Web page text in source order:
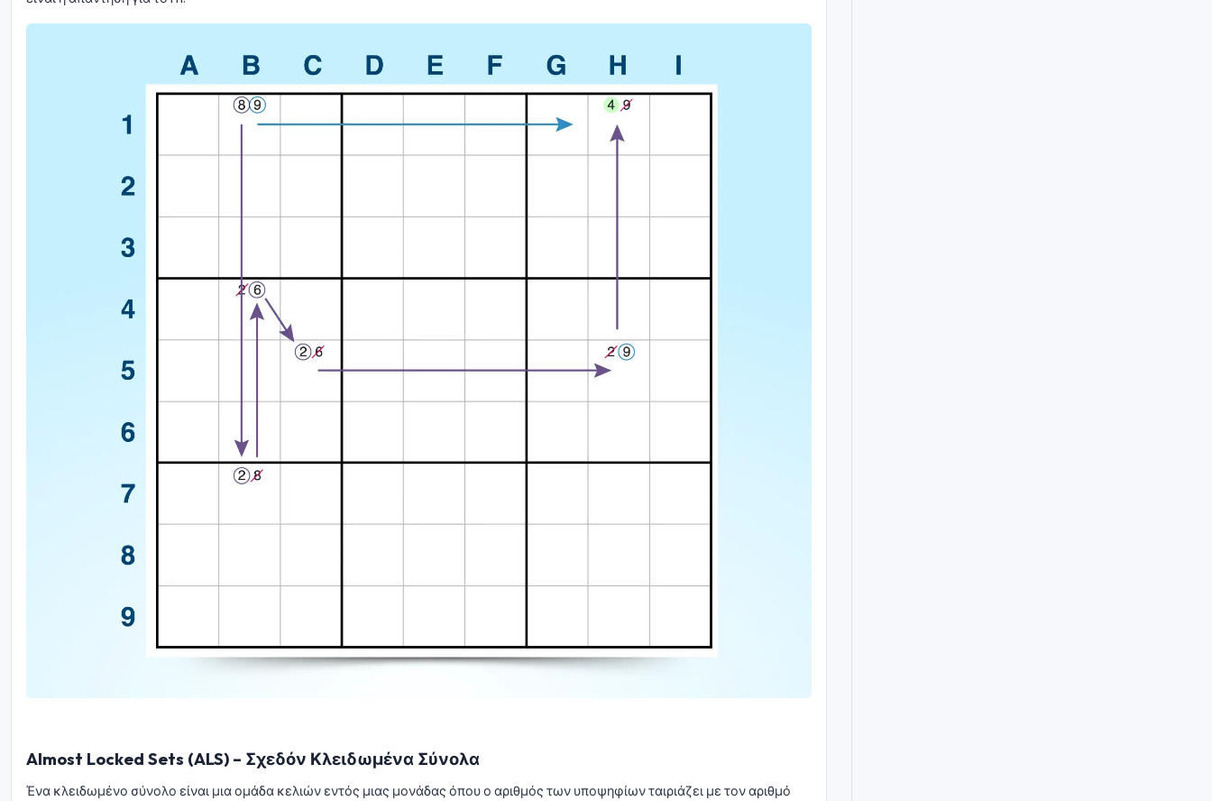
Almost Locked Sets (ALS) – Σχεδόν Κλειδωμένα Σύνολα
Ένα κλειδωμένο σύνολο είναι μια ομάδα κελιών εντός μιας μονάδας όπου ο αριθμός των υποψηφίων ταιριάζει με τον αριθμό